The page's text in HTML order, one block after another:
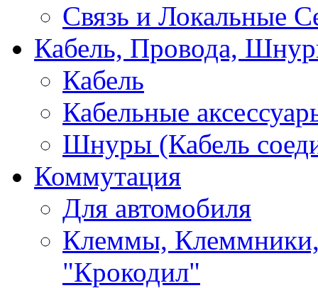
Связь и Локальные
Кабель, Провода,
Кабель
Кабельные
Шнуры (Кабель
Коммутация
Для автомобиля
Клеммы,
"Крокодил"